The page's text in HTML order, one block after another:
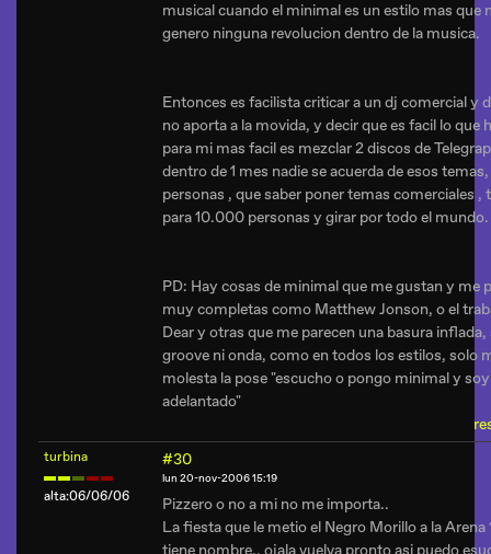
musical cuando el minimal es un estilo mas que
genero ninguna revolucion dentro de la musica.
Entonces es facilista criticar a un dj comercial y
no aporta a la movida, y decir que es facil lo que
para mi mas facil es mezclar 2 discos de
dentro de 1 mes nadie se acuerda de esos
personas , que saber poner temas comerciales ,
para 10.000 personas y girar por todo el mundo.
PD: Hay cosas de minimal que me gustan y me
muy completas como Matthew Jonson, o el
Dear y otras que me parecen una basura inflada,
groove ni onda, como en todos los estilos, solo
molesta la pose "escucho o pongo minimal y
adelantado"
turbina
alta:06/06/06
#30
lun 20-nov-2006 15:19
Pizzero o no a mi no me importa..
La fiesta que le metio el Negro Morillo a la Arena
tiene nombre.. ojala vuelva pronto asi puedo